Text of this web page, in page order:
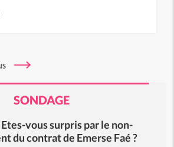
SONDAGE
vous surpris par le non-
du contrat de Emerse Faé ?